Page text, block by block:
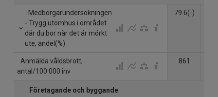
Medborgarundersökningen
- Trygg utomhus i området
där du bor när det är mörkt
ute, andel(%)
79.6(-)
Anmälda våldsbrott,
antal/100 000 inv
861
Företagande och byggande